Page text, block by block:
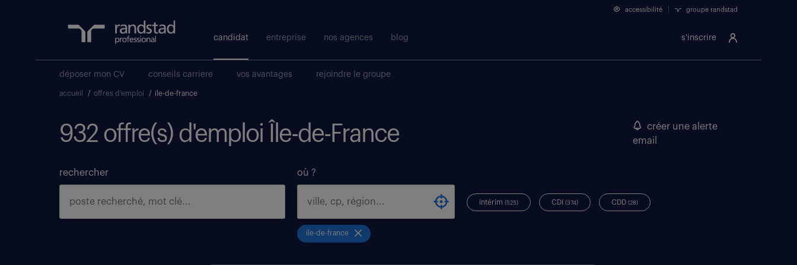
s'inscrire
accessibilité groupe randstad
candidat entreprise nos agences blog
déposer mon CV conseils carriere vos avantages rejoindre le groupe
accueil / offres d'emploi / ile-de-france
932 offre(s) d'emploi Île-de-France
créer une alerte
email
rechercher où ?
ile-de-france
intérim(525) CDI(374) CDD(28)